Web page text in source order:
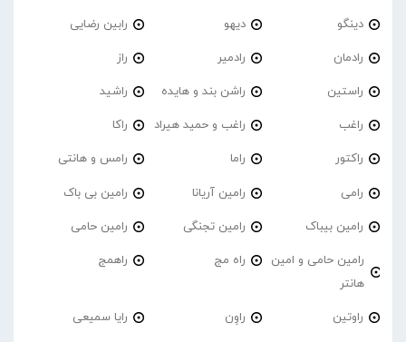
دینگو دیهو رابین رضایی
رادمان رادمیر راز
راستین راشن بند و هایده راشید
راغب راغب و حمید هیراد راکا
راکتور راما رامس و هانتی
رامی رامین آریانا رامین بی باک
رامین بیباک رامین تجنگی رامین حامی
رامین حامی و امین
هانتر
راه مج راهمج
راوتین راوِن رایا سمیعی